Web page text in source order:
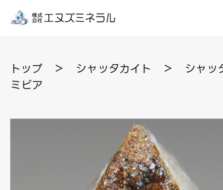
トップ ＞ シャッタカイト ＞
シャ
ミビア